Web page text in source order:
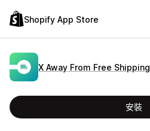
Shopify App Store
X Away From Free Shipping
安裝